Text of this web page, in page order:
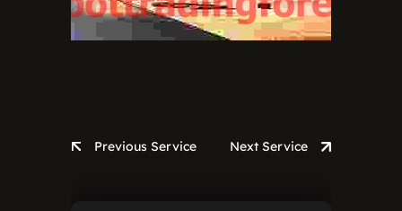
Previous Service Next Service